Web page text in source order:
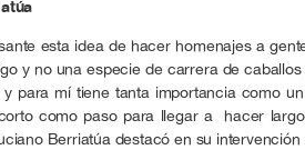
esta idea de hacer homenajes a
y no una especie de carrera de
para mí tiene tanta importancia como
como paso para llegar a hacer
Berriatúa destacó en su